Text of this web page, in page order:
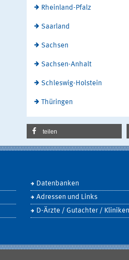
Rheinland-Pfalz
Saarland
Sachsen
Sachsen-Anhalt
Schleswig-Holstein
Thüringen
teilen
Datenbanken
Adressen und Links
D-Ärzte / Gutachter / Kliniken